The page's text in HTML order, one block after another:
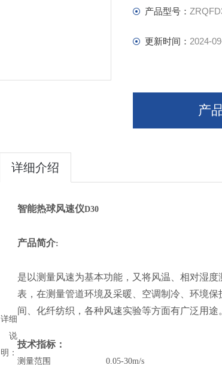
产品型号：
更新时间： 2024-
产
详细介绍
详细
说
明：
智能热球风速仪D30
产品简介:
是以测量风速为基本功能，又将风温、相对湿
表，在测量管道环境及采暖、空调制冷、环境
间、化纤纺织，各种风速实验等方面有广泛用途
技术指标：
测量范围 0.05-30m/s